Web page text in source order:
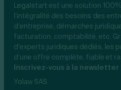
Legalstart est une solution
l’intégralité des besoins des
d’entreprise, démarches
facturation, comptabilité, etc.
d’experts juridiques dédiés, les
d’une offre complète, fiable et
Inscrivez-vous à la
Yolaw SAS